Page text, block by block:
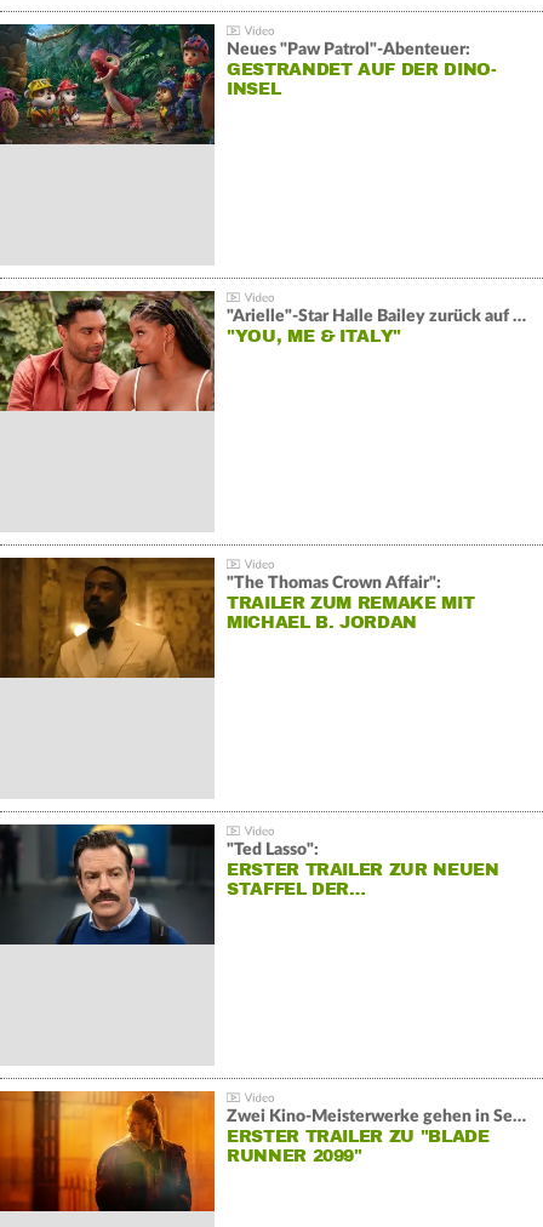
Neues "Paw Patrol"-Abenteuer:
GESTRANDET AUF DER DINO-
INSEL
"Arielle"-Star Halle Bailey zurück auf der Leinwand:
"YOU, ME & ITALY"
"The Thomas Crown Affair":
TRAILER ZUM REMAKE MIT
MICHAEL B. JORDAN
"Ted Lasso":
ERSTER TRAILER ZUR NEUEN
STAFFEL DER…
Zwei Kino-Meisterwerke gehen in Serie:
ERSTER TRAILER ZU "BLADE
RUNNER 2099"